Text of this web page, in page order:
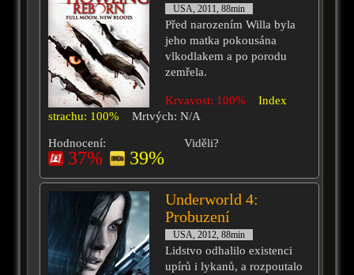
USA, 2011, 88min
Před narozením Willa byla
jeho matka pokousána
vlkodlakem a po porodu
zemřela.
Krvavost: 100%
Index
strachu: 100%
Mrtvých: N/A
Hodnocení:
37% 39%
Viděli?
Underworld 4:
Probuzení
USA, 2012, 88min
Lidstvo odhalilo existenci
upírů i lykanů, a rozpoutalo